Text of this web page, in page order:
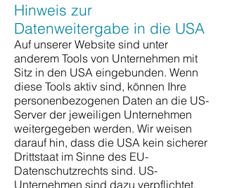
Hinweis zur
Datenweitergabe in die USA
Auf unserer Website sind unter
anderem Tools von Unternehmen mit
Sitz in den USA eingebunden. Wenn
diese Tools aktiv sind, können Ihre
personenbezogenen Daten an die US-
Server der jeweiligen Unternehmen
weitergegeben werden. Wir weisen
darauf hin, dass die USA kein sicherer
Drittstaat im Sinne des EU-
Datenschutzrechts sind. US-
Unternehmen sind dazu verpflichtet,